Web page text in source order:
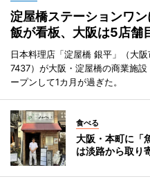
淀屋橋ステーションワ
飯が看板、大阪は5店舗
日本料理店「淀屋橋 銀平」（大
7437）が大阪・淀屋橋の商業施
ープンして1カ月が過ぎた。
食べる
大阪・本町に「
は淡路から取り